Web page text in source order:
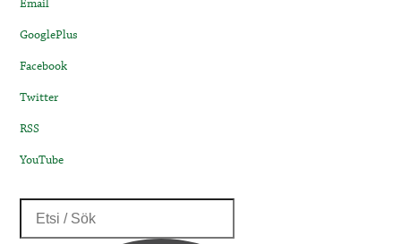
Email
GooglePlus
Facebook
Twitter
RSS
YouTube